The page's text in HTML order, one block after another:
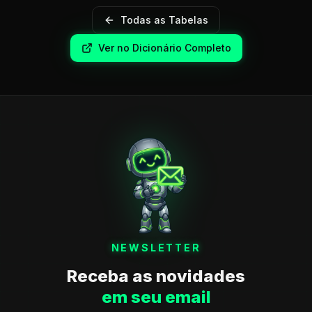
Todas as Tabelas
Ver no Dicionário Completo
NEWSLETTER
Receba as novidades
em seu email